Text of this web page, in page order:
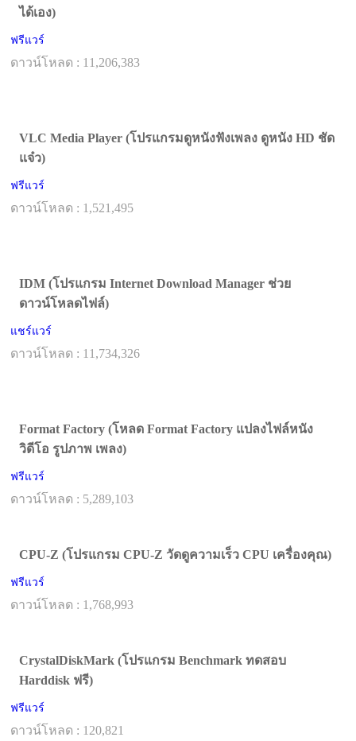
ได้เอง)
ฟรีแวร์
ดาวน์โหลด : 11,206,383
VLC Media Player (โปรแกรมดูหนังฟังเพลง ดูหนัง HD ชัด
แจ๋ว)
ฟรีแวร์
ดาวน์โหลด : 1,521,495
IDM (โปรแกรม Internet Download Manager ช่วย
ดาวน์โหลดไฟล์)
แชร์แวร์
ดาวน์โหลด : 11,734,326
Format Factory (โหลด Format Factory แปลงไฟล์หนัง
วิดีโอ รูปภาพ เพลง)
ฟรีแวร์
ดาวน์โหลด : 5,289,103
CPU-Z (โปรแกรม CPU-Z วัดดูความเร็ว CPU เครื่องคุณ)
ฟรีแวร์
ดาวน์โหลด : 1,768,993
CrystalDiskMark (โปรแกรม Benchmark ทดสอบ
Harddisk ฟรี)
ฟรีแวร์
ดาวน์โหลด : 120,821